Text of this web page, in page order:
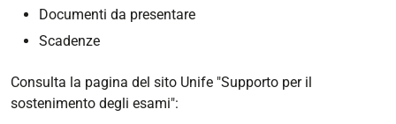
Documenti da presentare
Scadenze
Consulta la pagina del sito Unife "Supporto per il
sostenimento degli esami":